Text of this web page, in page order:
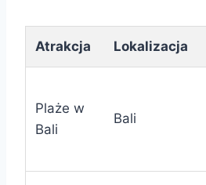
Atrakcja Lokalizacja
Plaże w
Bali
Bali